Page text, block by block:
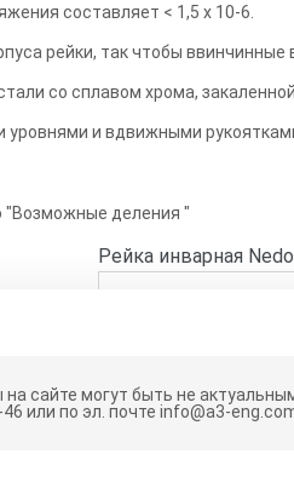
составляет < 1,5 x 10-6.
рейки, так чтобы
со сплавом хрома,
и вдвижными
"Возможные деления "
Рейка инварная
17А
сайте могут быть не
или по эл. почте info@a3-